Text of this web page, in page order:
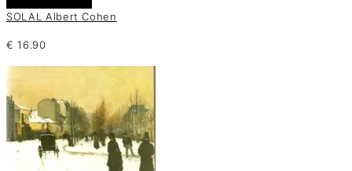
SOLAL Albert Cohen
€ 16.90